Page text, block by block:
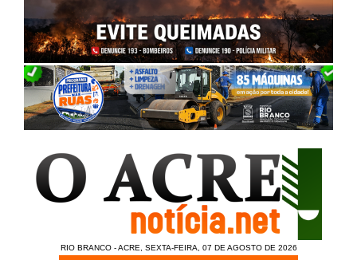
RIO BRANCO - ACRE, SEXTA-FEIRA, 07 DE AGOSTO DE 2026